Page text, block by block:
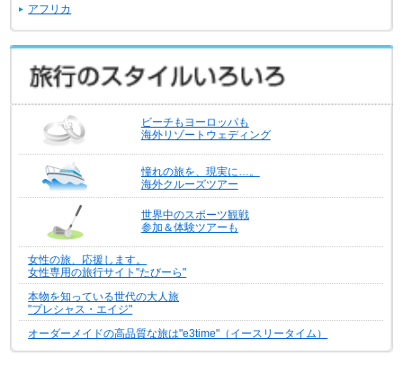
アフリカ
ビーチもヨーロッパも
海外リゾートウェディング
憧れの旅を、現実に…。
海外クルーズツアー
世界中のスポーツ観戦
参加＆体験ツアーも
女性の旅、応援します。
女性専用の旅行サイト"たびーら"
本物を知っている世代の大人旅
"プレシャス・エイジ"
オーダーメイドの高品質な旅は"e3time"（イースリータイム）